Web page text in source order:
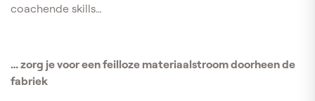
coachende skills…
… zorg je voor een feilloze materiaalstroom doorheen de
fabriek